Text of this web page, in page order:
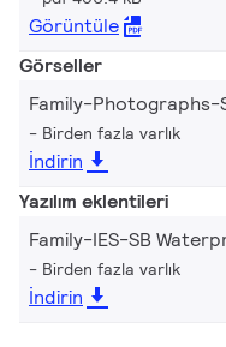
Görüntüle
Görseller
Family-Photographs-
Birden fazla varlık
İndirin
Yazılım eklentileri
Family-IES-SB
Birden fazla varlık
İndirin